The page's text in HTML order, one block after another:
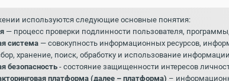
используются следующие основные понятия:
— процесс проверки подлинности пользователя,
система — совокупность информационных ресурсов,
хранение, поиск, обработку и использование
безопасность- состояние защищенности интересов
платформа (далее – платформа) –